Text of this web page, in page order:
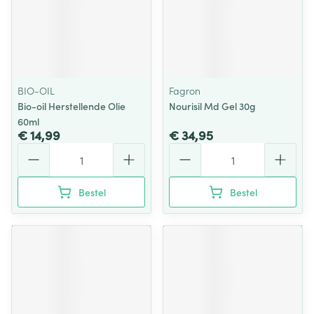
BIO-OIL
Bio-oil Herstellende Olie
60ml
€ 14,99
Bestel
Fagron
Nourisil Md Gel 30g
€ 34,95
Bestel